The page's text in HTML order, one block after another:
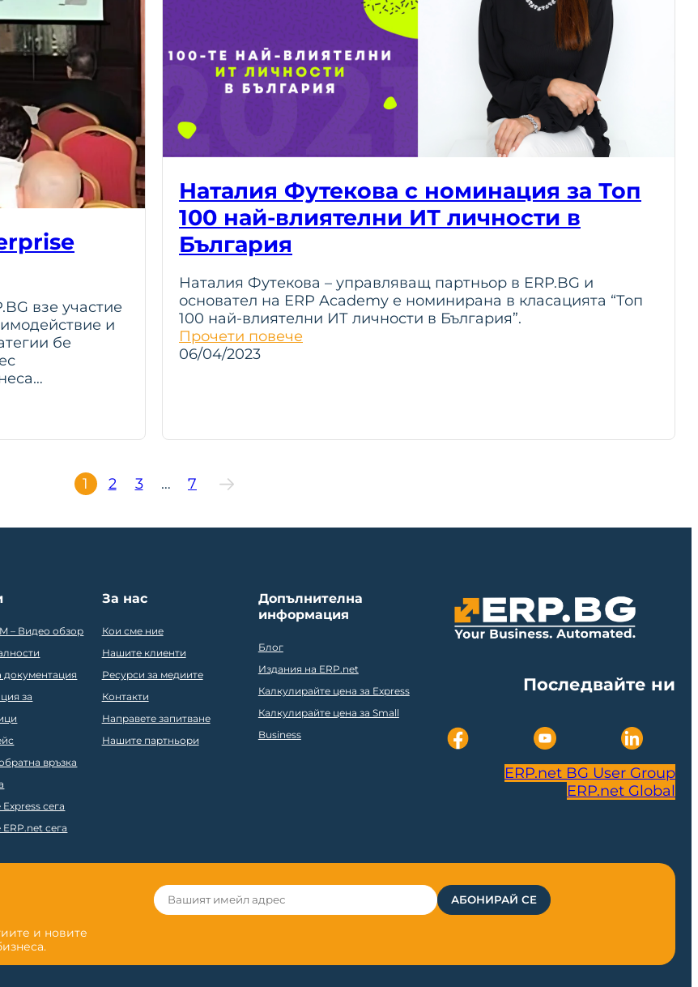
взе участие
и
бе
Наталия Футекова с номинация за Топ
100 най-влиятелни ИТ личности в
България
Наталия Футекова – управляващ партньор в ERP.BG и
основател на ERP Academy е номинирана в класацията “Топ
100 най-влиятелни ИТ личности в България”.
Прочети повече
06/04/2023
1 2 3 … 7
– Видео обзор
документация
за
връзка
сега
сега
За нас
Кои сме ние
Нашите клиенти
Ресурси за медиите
Контакти
Направете запитване
Нашите партньори
Допълнителна
информация
Блог
Издания на ERP.net
Калкулирайте цена за Express
Калкулирайте цена за Small
Business
Последвайте ни
ERP.net BG User Group
ERP.net Global
и новите